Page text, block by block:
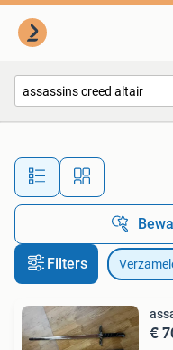
Filters
€